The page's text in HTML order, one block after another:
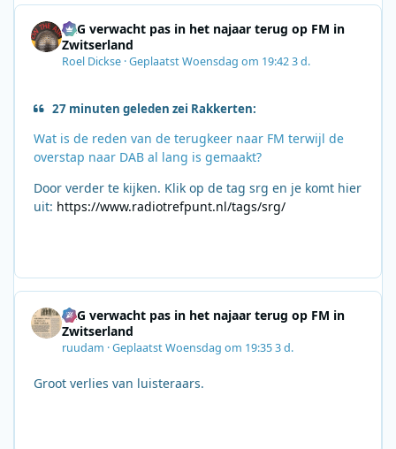
SRG verwacht pas in het najaar terug op FM in
Zwitserland
Roel Dickse ·GeplaatstWoensdag om 19:423 d.
27 minuten geleden zei Rakkerten:
Wat is de reden van de terugkeer naar FM terwijl de
overstap naar DAB al lang is gemaakt?
Door verder te kijken. Klik op de tag srg en je komt hier
uit: https://www.radiotrefpunt.nl/tags/srg/
SRG verwacht pas in het najaar terug op FM in
Zwitserland
ruudam ·GeplaatstWoensdag om 19:353 d.
Groot verlies van luisteraars.